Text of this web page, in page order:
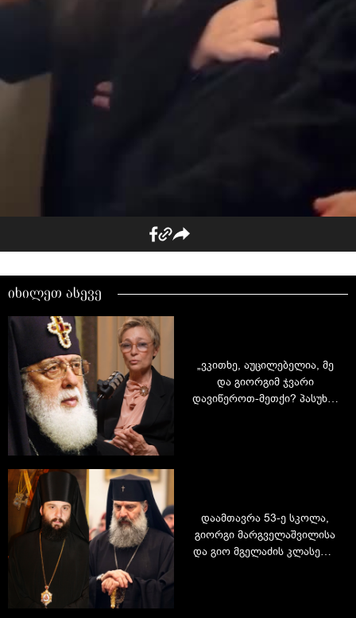
იხილეთ ასევე
„ვკითხე, აუცილებელია, მე
და გიორგიმ ჯვარი
დავიწეროთ-მეთქი? პასუხმა
დაამთავრა 53-ე სკოლა,
გიორგი მარგველაშვილისა
და გიო მგელაძის კლასელი